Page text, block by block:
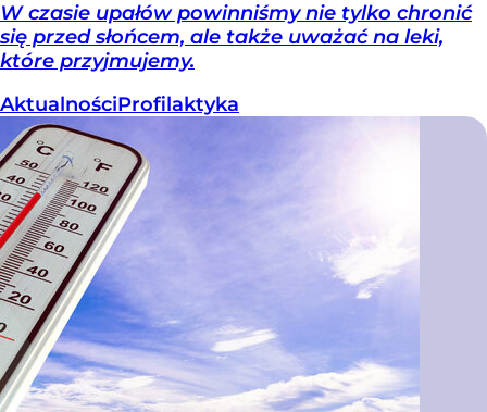
W czasie upałów powinniśmy nie tylko chronić
się przed słońcem, ale także uważać na leki,
które przyjmujemy.
AktualnościProfilaktyka